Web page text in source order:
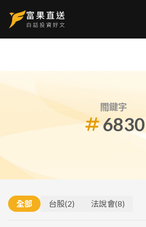
關鍵字
6830
全部 台股(2) 法說會(8)